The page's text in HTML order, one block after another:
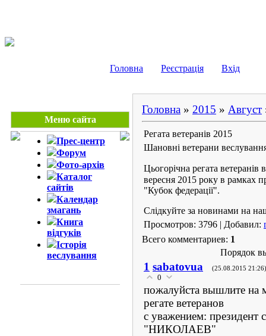
Головна Реєстрація Вхід
Меню сайта
Прес-центр
Форум
Фото-архів
Каталог
сайтів
Календар
змагань
Книга
відгуків
Історія
веслування
Головна » 2015 » Август
Регата ветеранів 2015
Шановні ветерани
Цьогорічна регата
вересня 2015 року в рамках
"Кубок федерації".
Слідкуйте за новинами на
Просмотров: 3796 | Добавил:
Всего комментариев: 1
Порядок
1 sabatovua (25.08.2015 21:26)
0
пожалуйста вышлите на
регате ветеранов
с уважением: президент
"НИКОЛАЕВ"